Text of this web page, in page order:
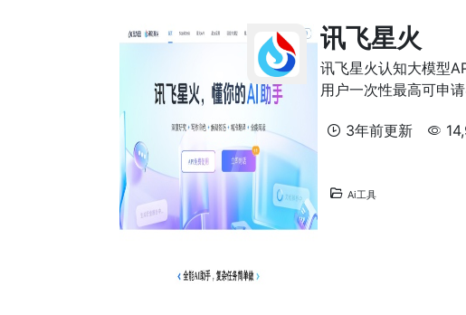
讯飞星火
讯飞星火认知大模型
用户一次性最高可申
3年前更新
Ai工具